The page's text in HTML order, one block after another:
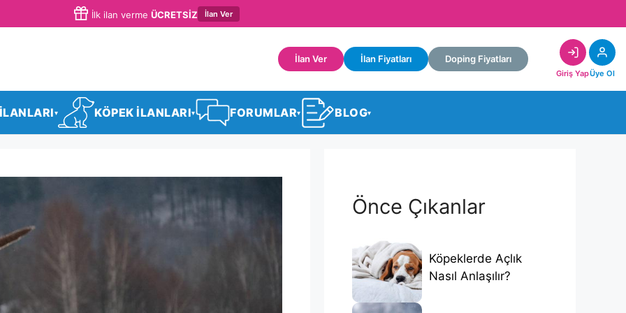
İlk ilan verme ÜCRETSİZ İlan Ver
İlan Ver İlan Fiyatları Doping Fiyatları
Giriş YapÜye Ol
▾ KÖPEK İLANLARI▾ FORUMLAR▾ BLOG▾
Önce Çıkanlar
Köpeklerde Açlık
Nasıl Anlaşılır?